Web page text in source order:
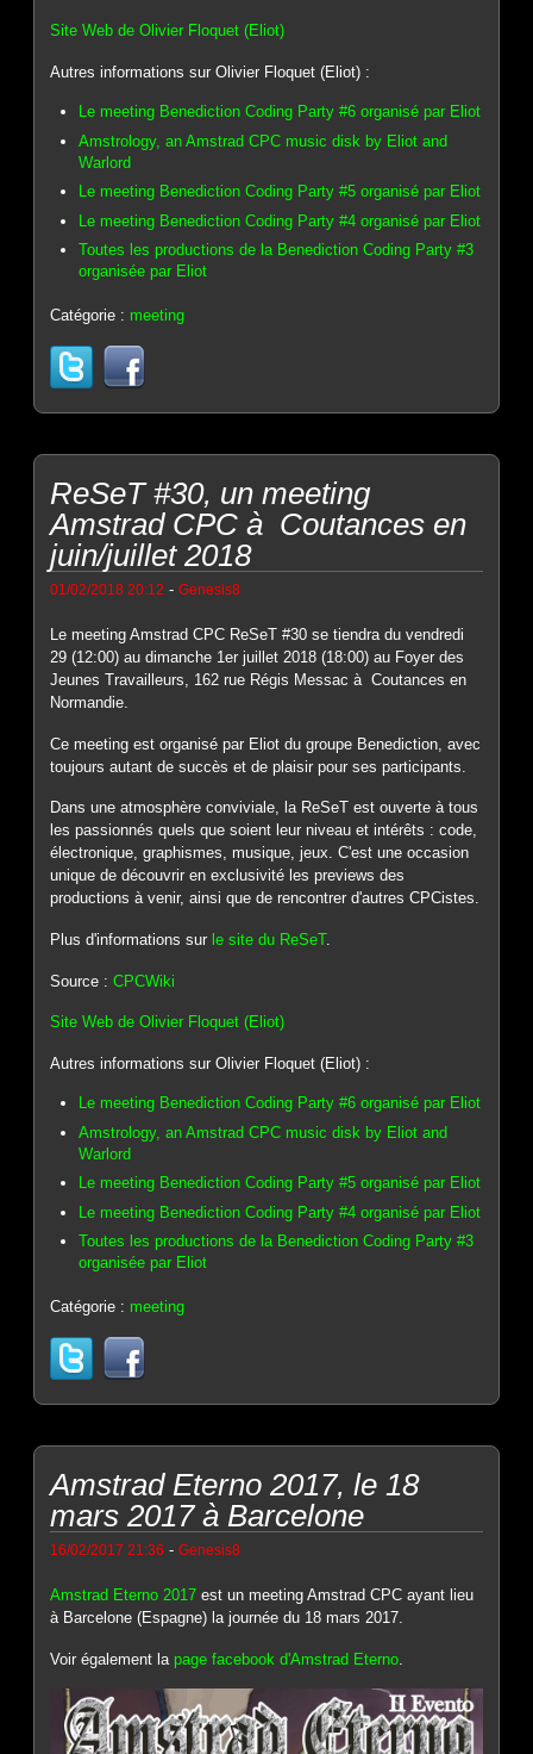
Site Web de Olivier Floquet (Eliot)
Autres informations sur Olivier Floquet (Eliot) :
Le meeting Benediction Coding Party #6 organisé par Eliot
Amstrology, an Amstrad CPC music disk by Eliot and
Warlord
Le meeting Benediction Coding Party #5 organisé par Eliot
Le meeting Benediction Coding Party #4 organisé par Eliot
Toutes les productions de la Benediction Coding Party #3
organisée par Eliot
Catégorie : meeting
ReSeT #30, un meeting
Amstrad CPC à Coutances en
juin/juillet 2018
01/02/2018 20:12 -Genesis8
Le meeting Amstrad CPC ReSeT #30 se tiendra du vendredi
29 (12:00) au dimanche 1er juillet 2018 (18:00) au Foyer des
Jeunes Travailleurs, 162 rue Régis Messac à Coutances en
Normandie.
Ce meeting est organisé par Eliot du groupe Benediction, avec
toujours autant de succès et de plaisir pour ses participants.
Dans une atmosphère conviviale, la ReSeT est ouverte à tous
les passionnés quels que soient leur niveau et intérêts : code,
électronique, graphismes, musique, jeux. C'est une occasion
unique de découvrir en exclusivité les previews des
productions à venir, ainsi que de rencontrer d'autres CPCistes.
Plus d'informations sur le site du ReSeT.
Source :CPCWiki
Site Web de Olivier Floquet (Eliot)
Autres informations sur Olivier Floquet (Eliot) :
Le meeting Benediction Coding Party #6 organisé par Eliot
Amstrology, an Amstrad CPC music disk by Eliot and
Warlord
Le meeting Benediction Coding Party #5 organisé par Eliot
Le meeting Benediction Coding Party #4 organisé par Eliot
Toutes les productions de la Benediction Coding Party #3
organisée par Eliot
Catégorie : meeting
Amstrad Eterno 2017, le 18
mars 2017 à Barcelone
16/02/2017 21:36 -Genesis8
Amstrad Eterno 2017 est un meeting Amstrad CPC ayant lieu
à Barcelone (Espagne) la journée du 18 mars 2017.
Voir également lapage facebook d'Amstrad Eterno